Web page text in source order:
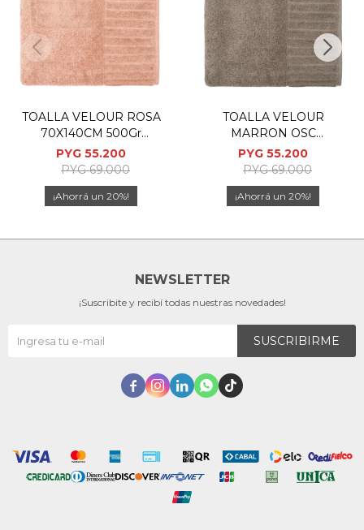
TOALLA VELOUR ROSA
70X140CM 500Gr
P/BAÑO
PYG 55.200
PYG 69.000
20
TOALLA VELOUR
MARRON OSC
70X140CM 500Gr
P/BAÑO
PYG 55.200
PYG 69.000
20
NEWSLETTER
¡Suscribite y recibí todas nuestras novedades!
SUSCRIBIRME
    